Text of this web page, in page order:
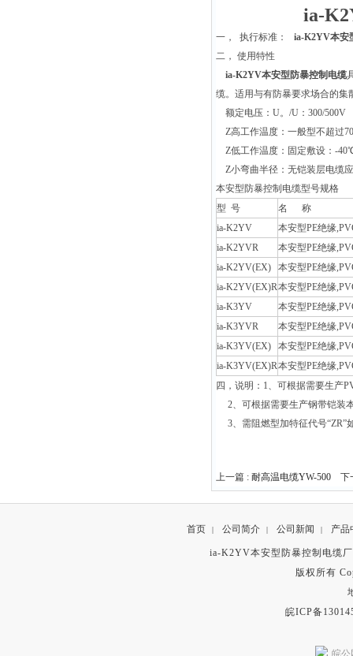
ia-
一， 执行标准：
ia-K2YV本安
二， 使用特性
ia-K2YV本安型防暴控制电缆
缆。适用与有防暴要求场合的集
额定电压：U。/U：300/500V
Z高工作温度：一般型不超过
Z低工作温度：固定敷设：-
Z小弯曲半径：无铠装层电缆
本安型防暴控制电缆型号规格
型 号
名 称
ia-K2YV
本安型PE绝缘
ia-K2YVR
本安型PE绝缘
ia-K2YV(EX)
本安型PE绝缘
ia-K2YV(EX)R本安型PE绝缘
ia-K3YV
本安型PE绝缘
ia-K3YVR
本安型PE绝缘
ia-K3YV(EX)
本安型PE绝缘
ia-K3YV(EX)R本安型PE绝缘
四，说明：1、可根据需要生产
2、可根据需要生产钢带铠装
3、需阻燃型加特征代号“ZR”
上一篇 : 耐高温电缆YW-500 下
首页 | 公司简介 | 公司新闻 | 产品
ia-K2YV本安型防暴控制电缆
版权所有
皖ICP备
皖公